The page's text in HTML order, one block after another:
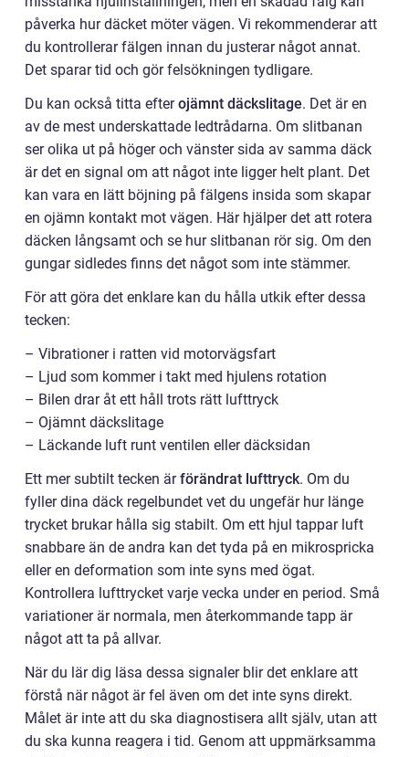
påverka hur däcket möter vägen. Vi rekommenderar att
du kontrollerar fälgen innan du justerar något annat.
Det sparar tid och gör felsökningen tydligare.
Du kan också titta efterojämnt däckslitage. Det är en
av de mest underskattade ledtrådarna. Om slitbanan
ser olika ut på höger och vänster sida av samma däck
är det en signal om att något inte ligger helt plant. Det
kan vara en lätt böjning på fälgens insida som skapar
en ojämn kontakt mot vägen. Här hjälper det att rotera
däcken långsamt och se hur slitbanan rör sig. Om den
gungar sidledes finns det något som inte stämmer.
För att göra det enklare kan du hålla utkik efter dessa
tecken:
– Vibrationer i ratten vid motorvägsfart
– Ljud som kommer i takt med hjulens rotation
– Bilen drar åt ett håll trots rätt lufttryck
– Ojämnt däckslitage
– Läckande luft runt ventilen eller däcksidan
Ett mer subtilt tecken ärförändrat lufttryck. Om du
fyller dina däck regelbundet vet du ungefär hur länge
trycket brukar hålla sig stabilt. Om ett hjul tappar luft
snabbare än de andra kan det tyda på en mikrospricka
eller en deformation som inte syns med ögat.
Kontrollera lufttrycket varje vecka under en period. Små
variationer är normala, men återkommande tapp är
något att ta på allvar.
När du lär dig läsa dessa signaler blir det enklare att
förstå när något är fel även om det inte syns direkt.
Målet är inte att du ska diagnostisera allt själv, utan att
du ska kunna reagera i tid. Genom att uppmärksamma